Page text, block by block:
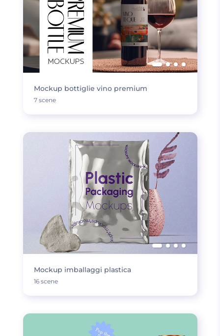
Mockup bottiglie vino premium
7 scene
Mockup imballaggi plastica
16 scene